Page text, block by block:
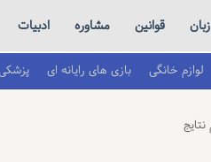
زبان قوانین مشاوره ادبیات
لوازم خانگی بازی های رایانه ای